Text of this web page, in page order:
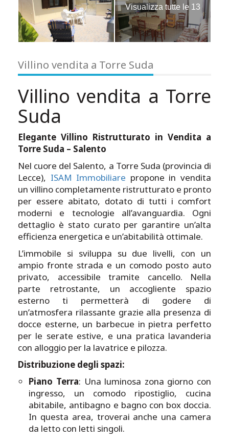
Visualizza tutte le 13
Villino vendita a Torre Suda
Villino vendita a Torre
Suda
Elegante Villino Ristrutturato in Vendita a
Torre Suda – Salento
Nel cuore del Salento, a Torre Suda (provincia di
Lecce), ISAM Immobiliare propone in vendita
un villino completamente ristrutturato e pronto
per essere abitato, dotato di tutti i comfort
moderni e tecnologie all’avanguardia. Ogni
dettaglio è stato curato per garantire un’alta
efficienza energetica e un’abitabilità ottimale.
L’immobile si sviluppa su due livelli, con un
ampio fronte strada e un comodo posto auto
privato, accessibile tramite cancello. Nella
parte retrostante, un accogliente spazio
esterno ti permetterà di godere di
un’atmosfera rilassante grazie alla presenza di
docce esterne, un barbecue in pietra perfetto
per le serate estive, e una pratica lavanderia
con alloggio per la lavatrice e pilozza.
Distribuzione degli spazi:
Piano Terra: Una luminosa zona giorno con
ingresso, un comodo ripostiglio, cucina
abitabile, antibagno e bagno con box doccia.
In questa area, troverai anche una camera
da letto con letti singoli.